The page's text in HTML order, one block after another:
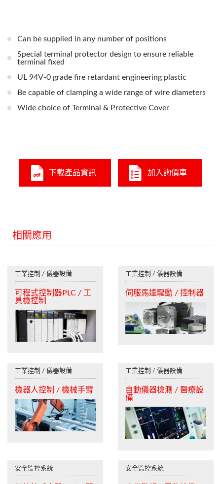
Can be supplied in any number of positions
Special terminal protector design to ensure reliable
terminal fixed
UL 94V-0 grade fire retardant engineering plastic
Be capable of clamping a wide range of wire diameters
Wide choice of Terminal & Protective Cover
下載產品資訊 加入詢價車
相關應用
工業控制 / 儀器設備
可程式控制器PLC / 工
具機控制
工業控制 / 儀器設備
伺服馬達驅動 / 控制器
工業控制 / 儀器設備
機器人控制 / 機械手臂
工業控制 / 儀器設備
自動儀器檢測 / 醫療設
備
安全監控系統 安全監控系統